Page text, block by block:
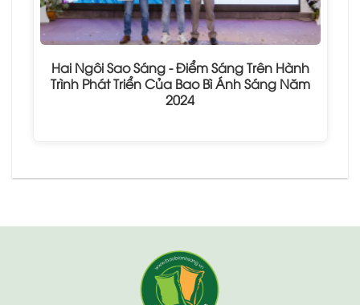
Hai Ngôi Sao Sáng - Điểm Sáng Trên Hành
Trình Phát Triển Của Bao Bì Ánh Sáng Năm
2024